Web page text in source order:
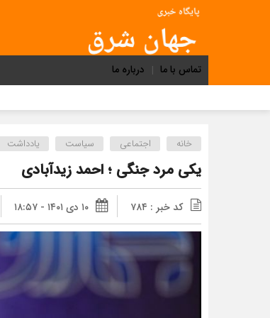
تماس با ما
درباره ما
خانه اجتماعی سیاست یادداشت
یکی مرد جنگی ؛ احمد زیدآبادی
کد خبر : ۷۸۴ ۱۰ دی ۱۴۰۱ - ۱۸:۵۷